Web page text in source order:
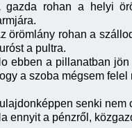
gazda rohan a helyi
örömlány rohan a
a pultra.
ebben a pillanatban
a szoba mégsem
senki nem
ennyit a pénzről,